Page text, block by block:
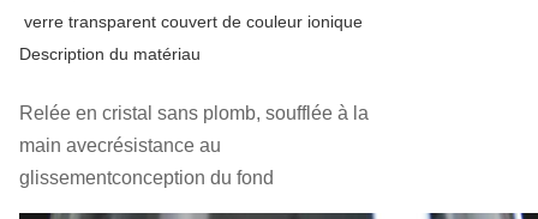
verre transparent couvert de couleur ionique
Description du matériau
Relée en cristal sans plomb, soufflée à la
main avecrésistance au
glissementconception du fond